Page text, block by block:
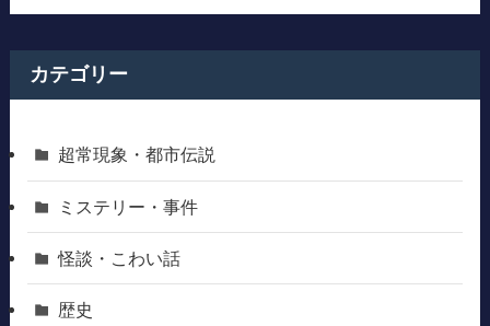
カテゴリー
超常現象・都市伝説
ミステリー・事件
怪談・こわい話
歴史